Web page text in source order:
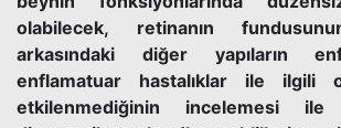
olabilecek, retinanın
arkasındaki diğer yapıların
enflamatuar hastalıklar ile ilgili
etkilenmediğinin incelemesi ile